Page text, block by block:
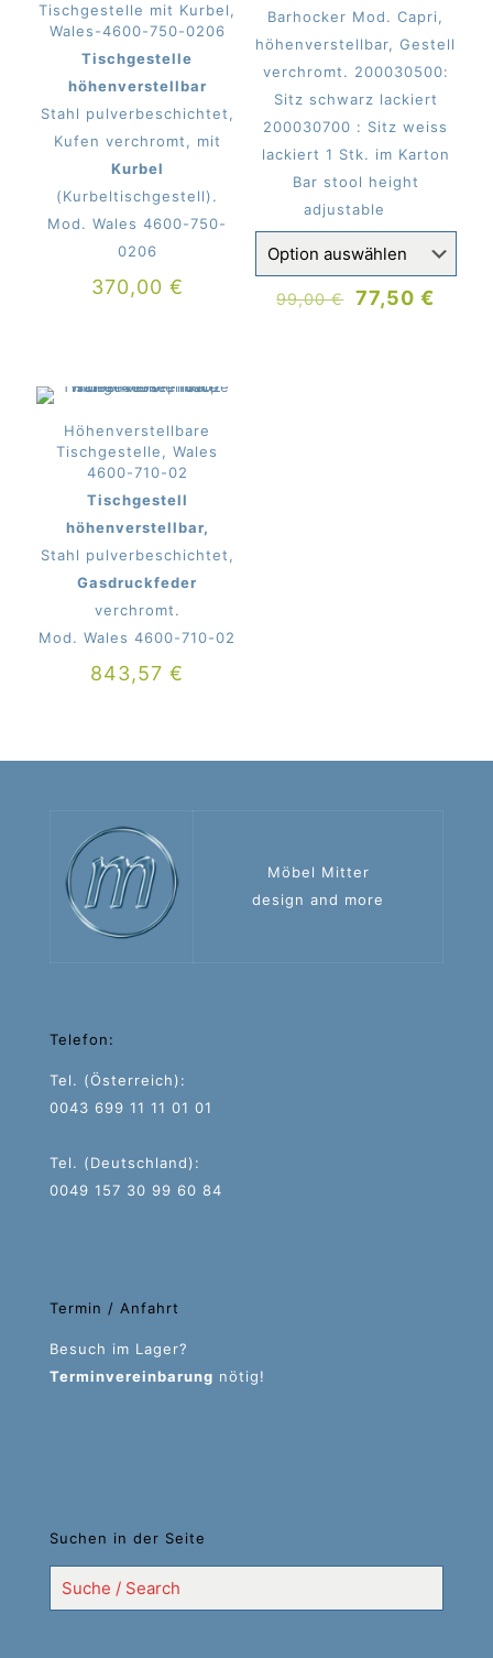
Tischgestelle mit Kurbel,
Wales-4600-750-0206
Tischgestelle
höhenverstellbar
Stahl pulverbeschichtet,
Kufen verchromt, mit
Kurbel
(Kurbeltischgestell).
Mod. Wales 4600-750-
0206
370,00 €
Barhocker Mod. Capri,
höhenverstellbar, Gestell
verchromt. 200030500:
Sitz schwarz lackiert
200030700 : Sitz weiss
lackiert 1 Stk. im Karton
Bar stool height
adjustable
99,00€ 77,50€
Höhenverstellbare
Tischgestelle, Wales
4600-710-02
Tischgestell
höhenverstellbar,
Stahl pulverbeschichtet,
Gasdruckfeder
verchromt.
Mod. Wales 4600-710-02
843,57€
Möbel Mitter
design and more
Telefon:
Tel. (Österreich):
0043 699 11 11 01 01
Tel. (Deutschland):
0049 157 30 99 60 84
Termin / Anfahrt
Besuch im Lager?
Terminvereinbarung nötig!
Suchen in der Seite